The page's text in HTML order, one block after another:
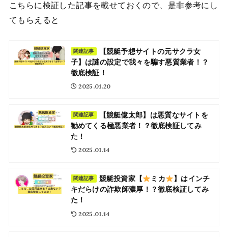
こちらに検証した記事を載せておくので、是非参考にし
てもらえると
関連記事
【競艇予想サイトの元サクラ女
子】は謎の設定で我々を騙す悪質業者！？
徹底検証！
2025.01.20
関連記事
【競艇億太郎】は悪質なサイトを
勧めてくる極悪業者！？徹底検証してみ
た！
2025.01.14
関連記事 競艇投資家【 ミカ
】はインチ
キだらけの詐欺師濃厚！？徹底検証してみ
た！
2025.01.14